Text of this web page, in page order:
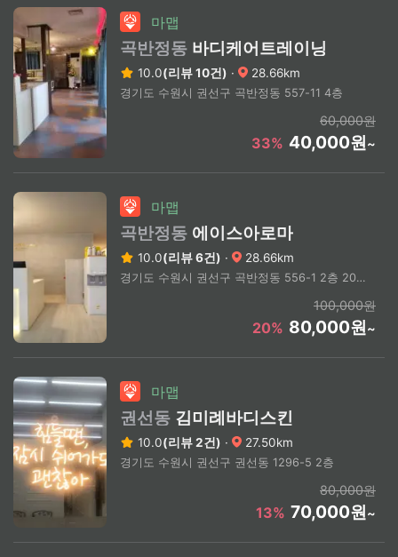
마맵
곡반정동 바디케어트레이닝
10.0(리뷰 10건) · 28.66km
경기도 수원시 권선구 곡반정동 557-11 4층
60,000원
33% 40,000원~
마맵
곡반정동 에이스아로마
10.0(리뷰 6건) · 28.66km
경기도 수원시 권선구 곡반정동 556-1 2층 201호
100,000원
20% 80,000원~
마맵
권선동 김미례바디스킨
10.0(리뷰 2건) · 27.50km
경기도 수원시 권선구 권선동 1296-5 2층
80,000원
13% 70,000원~